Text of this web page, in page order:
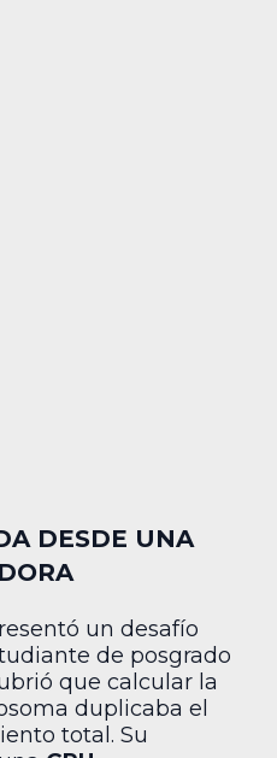
DESDE UNA
un desafío
de posgrado
que calcular la
duplicaba el
total. Su